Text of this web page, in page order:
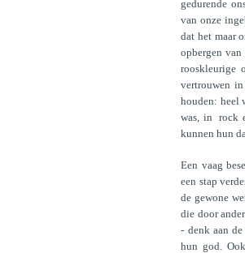
gedurende
van onze
dat het maar
opbergen
rooskleurige
vertrouwen
houden: heel
was, in rock
kunnen hun
Een vaag
een stap
de gewone
die door
- denk aan
hun god.